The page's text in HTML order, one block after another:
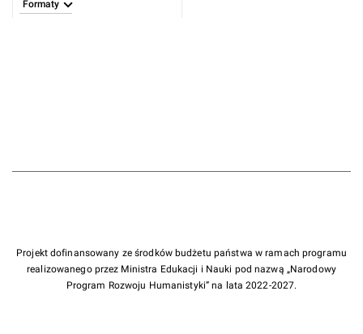
Formaty
Projekt dofinansowany ze środków budżetu państwa w ramach programu
realizowanego przez Ministra Edukacji i Nauki pod nazwą „Narodowy
Program Rozwoju Humanistyki” na lata 2022-2027.